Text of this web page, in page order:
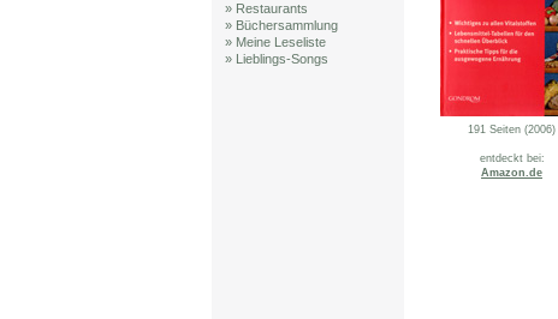
» Restaurants
» Büchersammlung
» Meine Leseliste
» Lieblings-Songs
191 Seiten (2006)
entdeckt bei:
Amazon.de